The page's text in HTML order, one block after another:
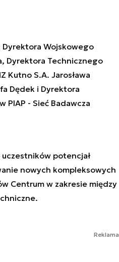
Wojskowego
Dyrektora Technicznego
Kutno S.A. Jarosława
Dędek i Dyrektora
PIAP - Sieć Badawcza
potencjał
nowych kompleksowych
Centrum w zakresie między
Reklama